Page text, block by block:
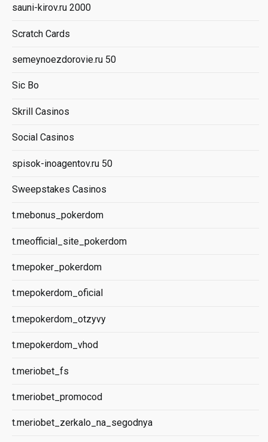
sauni-kirov.ru 2000
Scratch Cards
semeynoezdorovie.ru 50
Sic Bo
Skrill Casinos
Social Casinos
spisok-inoagentov.ru 50
Sweepstakes Casinos
t.mebonus_pokerdom
t.meofficial_site_pokerdom
t.mepoker_pokerdom
t.mepokerdom_oficial
t.mepokerdom_otzyvy
t.mepokerdom_vhod
t.meriobet_fs
t.meriobet_promocod
t.meriobet_zerkalo_na_segodnya